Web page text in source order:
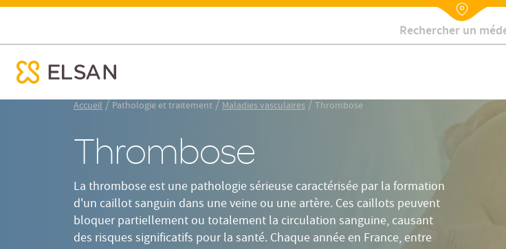
Nx:Aller
Nx:Annuaire
Contactez-nous
Thrombose
menu mobile
Accueil/ Pathologie et traitement/Maladies vasculaires/Thrombose
Thrombose
La thrombose est une pathologie sérieuse caractérisée par la formation
d'un caillot sanguin dans une veine ou une artère. Ces caillots peuvent
bloquer partiellement ou totalement la circulation sanguine, causant
des risques significatifs pour la santé. Chaque année en France, entre
Traitement FAQ